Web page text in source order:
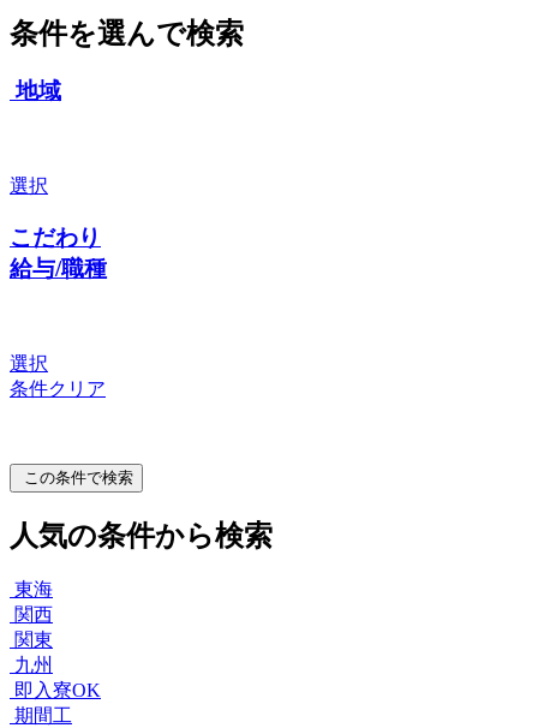
条件を選んで検索
地域
選択
こだわり
給与/職種
選択
条件クリア
この条件で検索
人気の条件から検索
東海
関西
関東
九州
即入寮OK
期間工